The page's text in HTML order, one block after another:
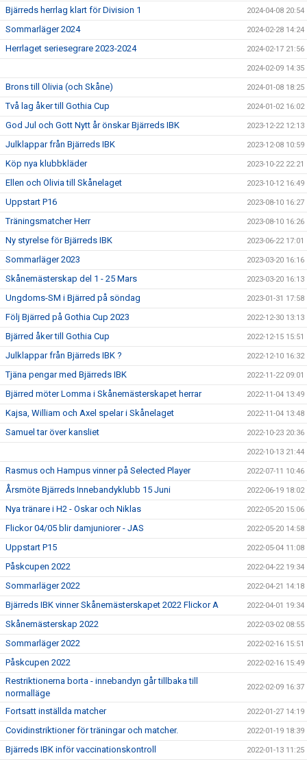
Bjärreds herrlag klart för Division 1 2024-04-08 20:54
Sommarläger 2024 2024-02-28 14:24
Herrlaget seriesegrare 2023-2024 2024-02-17 21:56
2024-02-09 14:35
Brons till Olivia (och Skåne) 2024-01-08 18:25
Två lag åker till Gothia Cup 2024-01-02 16:02
God Jul och Gott Nytt år önskar Bjärreds IBK 2023-12-22 12:13
Julklappar från Bjärreds IBK 2023-12-08 10:59
Köp nya klubbkläder 2023-10-22 22:21
Ellen och Olivia till Skånelaget 2023-10-12 16:49
Uppstart P16 2023-08-10 16:27
Träningsmatcher Herr 2023-08-10 16:26
Ny styrelse för Bjärreds IBK 2023-06-22 17:01
Sommarläger 2023 2023-03-20 16:16
Skånemästerskap del 1 - 25 Mars 2023-03-20 16:13
Ungdoms-SM i Bjärred på söndag 2023-01-31 17:58
Följ Bjärred på Gothia Cup 2023 2022-12-30 13:13
Bjärred åker till Gothia Cup 2022-12-15 15:51
Julklappar från Bjärreds IBK ? 2022-12-10 16:32
Tjäna pengar med Bjärreds IBK 2022-11-22 09:01
Bjärred möter Lomma i Skånemästerskapet herrar 2022-11-04 13:49
Kajsa, William och Axel spelar i Skånelaget 2022-11-04 13:48
Samuel tar över kansliet 2022-10-23 20:36
2022-10-13 21:44
Rasmus och Hampus vinner på Selected Player 2022-07-11 10:46
Årsmöte Bjärreds Innebandyklubb 15 Juni 2022-06-19 18:02
Nya tränare i H2 - Oskar och Niklas 2022-05-20 15:06
Flickor 04/05 blir damjuniorer - JAS 2022-05-20 14:58
Uppstart P15 2022-05-04 11:08
Påskcupen 2022 2022-04-22 19:34
Sommarläger 2022 2022-04-21 14:18
Bjärreds IBK vinner Skånemästerskapet 2022 Flickor A 2022-04-01 19:34
Skånemästerskap 2022 2022-03-02 08:55
Sommarläger 2022 2022-02-16 15:51
Påskcupen 2022 2022-02-16 15:49
Restriktionerna borta - innebandyn går tillbaka till
normalläge
2022-02-09 16:37
Fortsatt inställda matcher 2022-01-27 14:19
Covidinstriktioner för träningar och matcher. 2022-01-19 18:39
Bjärreds IBK inför vaccinationskontroll 2022-01-13 11:25